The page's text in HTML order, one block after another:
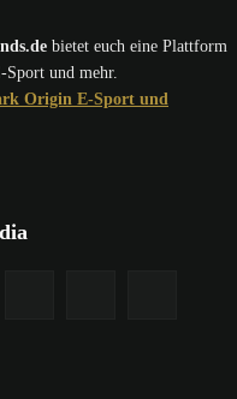
bietet euch eine Plattform
und mehr.
Origin E-Sport und